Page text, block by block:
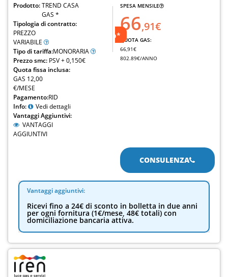
Prodotto:TREND CASA
GAS *
Tipologia di contratto:
PREZZO
VARIABILE
Tipo di tariffa:MONORARIA
Prezzo smc: PSV + 0,150€
Quota fissa inclusa:
GAS 12,00
€/MESE
Pagamento:RID
Info:
Vedi dettagli
Vantaggi Aggiuntivi:
VANTAGGI
AGGIUNTIVI
SPESA MENSILE
66,91€
QUOTA GAS:
66,91€
802.89€/ANNO
di sconto*
CONSULENZA
Vantaggi aggiuntivi:
Ricevi fino a 24€ di sconto in bolletta in due anni
per ogni fornitura (1€/mese, 48€ totali) con
domiciliazione bancaria attiva.